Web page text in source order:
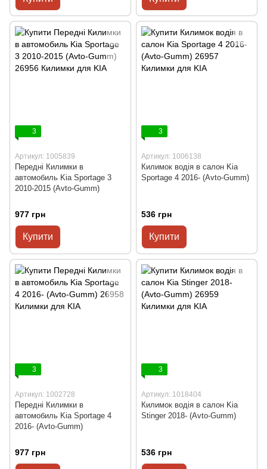
3
Артикул: 1005839
Передні Килимки в
автомобиль Kia Sportage 3
2010-2015 (Avto-Gumm)
977 грн
Купити
3
Артикул: 1006138
Килимок водія в салон Kia
Sportage 4 2016- (Avto-Gumm)
536 грн
Купити
3
Артикул: 1002728
Передні Килимки в
автомобиль Kia Sportage 4
2016- (Avto-Gumm)
977 грн
3
Артикул: 1018404
Килимок водія в салон Kia
Stinger 2018- (Avto-Gumm)
536 грн